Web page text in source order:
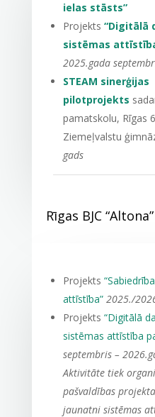
ielas stāsts”
Projekts “Digitālā
sistēmas
2025.gada
STEAM sinerģijas
pilotprojekts
pamatskolu, Rīgas
Ziemeļvalstu
gads
Rīgas BJC
Projekts
attīstība” 2025./
Projekts “Digitālā
sistēmas attīstība
septembris –
Aktivitāte tiek
pašvaldības
jaunatni sistēmas